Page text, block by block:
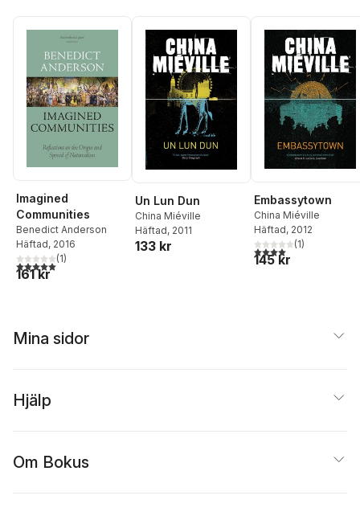
Imagined
Communities
Benedict Anderson
Häftad, 2016
5,0utav 5 stjärnor. Totalt antal röster:
(1)
161 kr
Un Lun Dun
China Miéville
Häftad, 2011
133 kr
Embassytown
China Miéville
Häftad, 2012
4,0utav 5 stjärnor.
(1)
145 kr
Mina sidor
Hjälp
Om Bokus